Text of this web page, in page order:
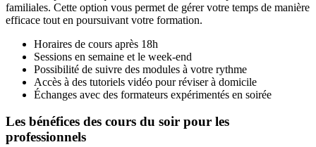
familiales. Cette option vous permet de gérer votre temps de manière
efficace tout en poursuivant votre formation.
Horaires de cours après 18h
Sessions en semaine et le week-end
Possibilité de suivre des modules à votre rythme
Accès à des tutoriels vidéo pour réviser à domicile
Échanges avec des formateurs expérimentés en soirée
Les bénéfices des cours du soir pour les
professionnels